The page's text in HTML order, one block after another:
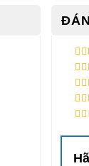
5 /
4 /
3 /
2 /
5